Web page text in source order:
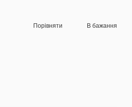
Порівняти В бажання